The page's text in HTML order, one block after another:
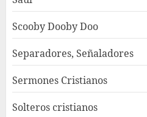
Scooby Dooby Doo
Separadores, Señaladores
Sermones Cristianos
Solteros cristianos